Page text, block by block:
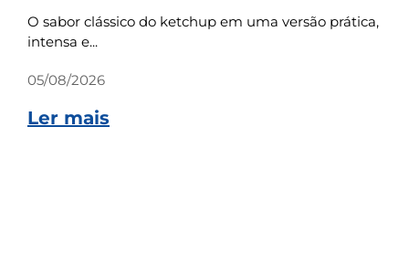
O sabor clássico do ketchup em uma versão prática,
intensa e...
05/08/2026
Ler mais